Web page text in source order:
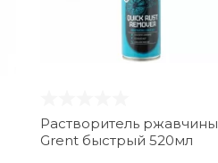
Растворитель ржавчины
Grent быстрый 520мл